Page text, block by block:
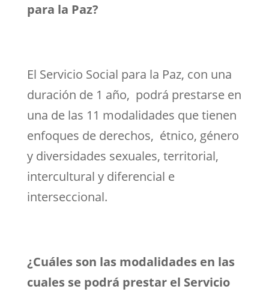
para la Paz?
El Servicio Social para la Paz, con una
duración de 1 año, podrá prestarse en
una de las 11 modalidades que tienen
enfoques de derechos, étnico, género
y diversidades sexuales, territorial,
intercultural y diferencial e
interseccional.
¿Cuáles son las modalidades en las
cuales se podrá prestar el Servicio